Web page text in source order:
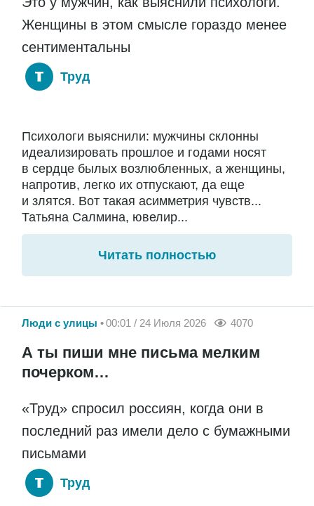
Женщины в этом смысле гораздо менее
сентиментальны
Труд
Психологи выяснили: мужчины склонны
идеализировать прошлое и годами носят
в сердце былых возлюбленных, а женщины,
напротив, легко их отпускают, да еще
и злятся. Вот такая асимметрия чувств...
Татьяна Салмина, ювелир...
Читать полностью
Люди с улицы 00:01 / 24 Июля 2026 4070
А ты пиши мне письма мелким
почерком…
«Труд» спросил россиян, когда они в
последний раз имели дело с бумажными
письмами
Труд